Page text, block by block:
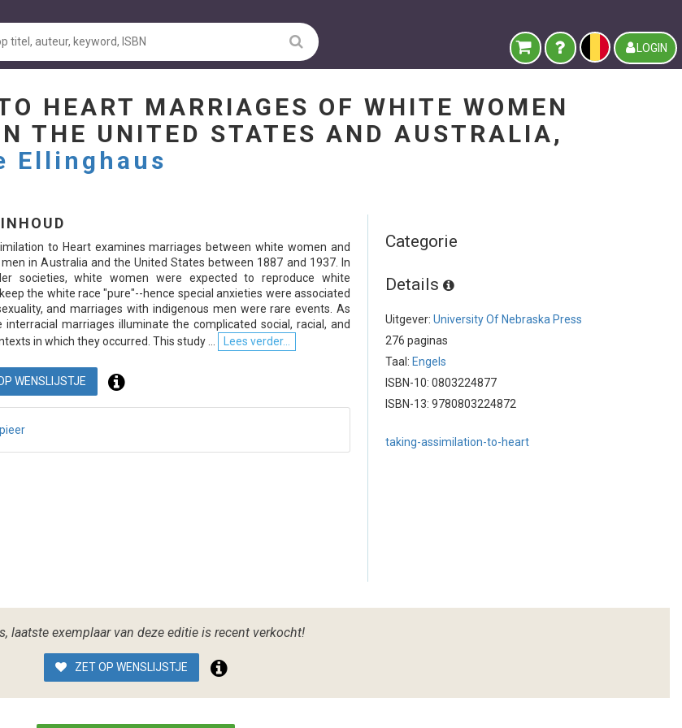
LOGIN
HEART MARRIAGES OF WHITE WOMEN
THE UNITED STATES AND AUSTRALIA,
Ellinghaus
to Heart examines marriages between white women and
in Australia and the United States between 1887 and 1937. In
societies, white women were expected to reproduce white
the white race "pure"--hence special anxieties were associated
and marriages with indigenous men were rare events. As
interracial marriages illuminate the complicated social, racial, and
in which they occurred. This study ...
Lees verder...
WENSLIJSTJE
Categorie
Details
Uitgever: University Of Nebraska Press
276 paginas
Taal: Engels
ISBN-10: 0803224877
ISBN-13: 9780803224872
taking-assimilation-to-heart
laatste exemplaar van deze editie is recent verkocht!
ZET OP WENSLIJSTJE